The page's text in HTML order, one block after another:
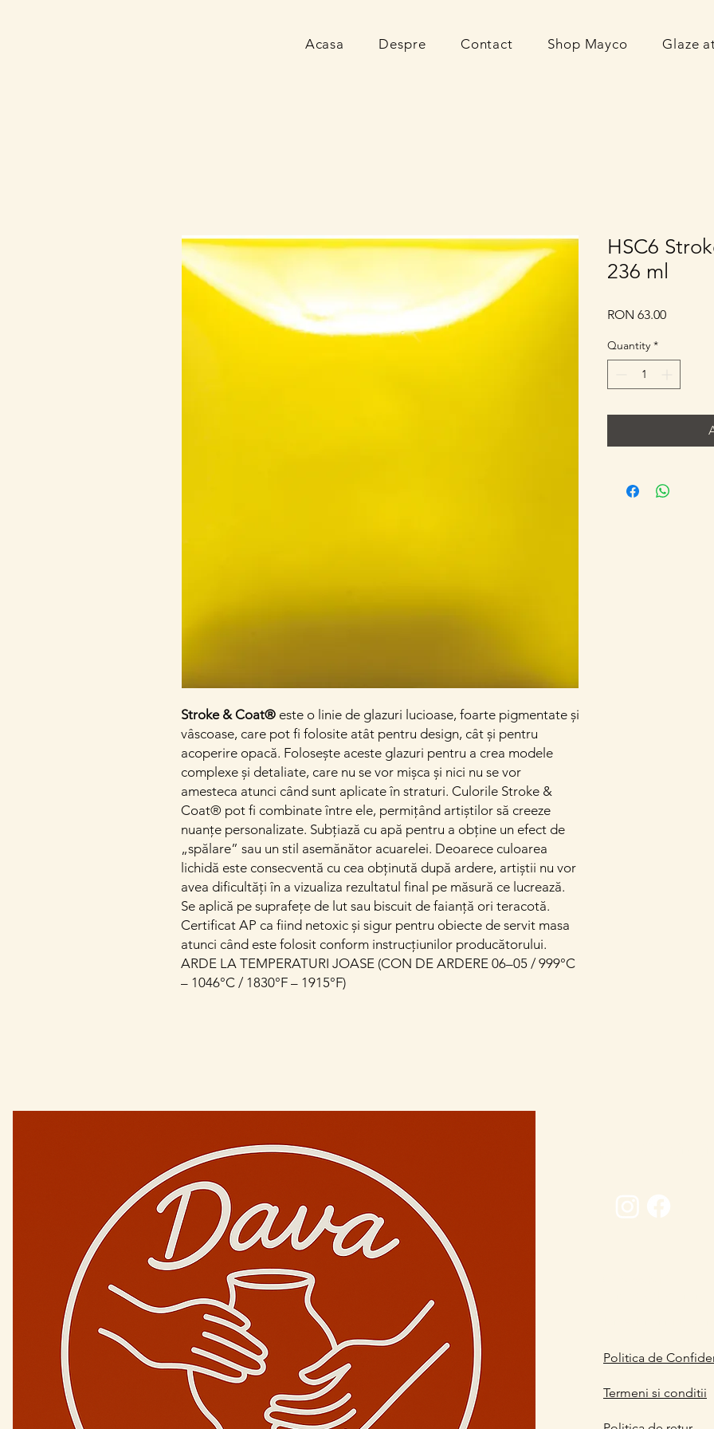
Acasa Despre Contact Shop Mayco Glaze
Stroke & Coat® este o linie de glazuri lucioase, foarte pigmentate și
vâscoase, care pot fi folosite atât pentru design, cât și pentru
acoperire opacă. Folosește aceste glazuri pentru a crea modele
complexe și detaliate, care nu se vor mișca și nici nu se vor
amesteca atunci când sunt aplicate în straturi. Culorile Stroke &
Coat® pot fi combinate între ele, permițând artiștilor să creeze
nuanțe personalizate. Subțiază cu apă pentru a obține un efect de
„spălare” sau un stil asemănător acuarelei. Deoarece culoarea
lichidă este consecventă cu cea obținută după ardere, artiștii nu vor
avea dificultăți în a vizualiza rezultatul final pe măsură ce lucrează.
Se aplică pe suprafețe de lut sau biscuit de faianță ori teracotă.
Certificat AP ca fiind netoxic și sigur pentru obiecte de servit masa
atunci când este folosit conform instrucțiunilor producătorului.
ARDE LA TEMPERATURI JOASE (CON DE ARDERE 06–05 / 999°C
– 1046°C / 1830°F – 1915°F)
HSC6
236 ml
RON 63.00Price
Quantity *
Politica de
Termeni si conditii